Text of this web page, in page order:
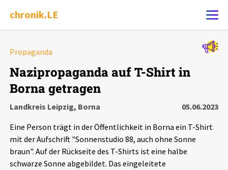
chronik.LE
Chronik
Leipziger Zustände
Propaganda
Nazipropaganda auf T-Shirt in
Borna getragen
Landkreis Leipzig, Borna
05.06.2023
Eine Person trägt in der Öffentlichkeit in Borna ein T-Shirt
mit der Aufschrift "Sonnenstudio 88, auch ohne Sonne
braun". Auf der Rückseite des T-Shirts ist eine halbe
schwarze Sonne abgebildet. Das eingeleitete
Alle Ereignisse
Ereignisse
Ereignisse